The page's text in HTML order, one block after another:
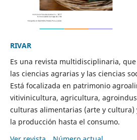
RIVAR
Es una revista multidisciplinaria,
las ciencias agrarias y las ciencias
Está focalizada en patrimonio
vitivinicultura, agricultura,
culturas alimentarias (arte y cultura)
la producción hasta el consumo.